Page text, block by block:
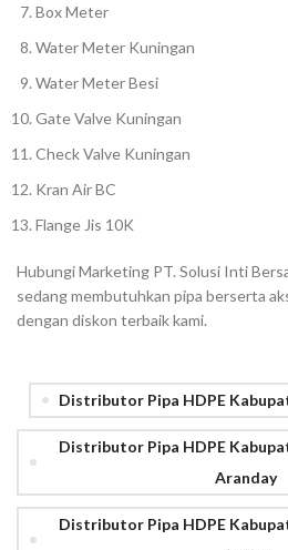
Box Meter
Water Meter Kuningan
Water Meter Besi
Gate Valve Kuningan
Check Valve Kuningan
Kran Air BC
Flange Jis 10K
Hubungi Marketing PT. Solusi Inti
sedang membutuhkan pipa berserta
dengan diskon terbaik kami.
Distributor Pipa HDPE
Distributor Pipa HDPE
Aranday
Distributor Pipa HDPE